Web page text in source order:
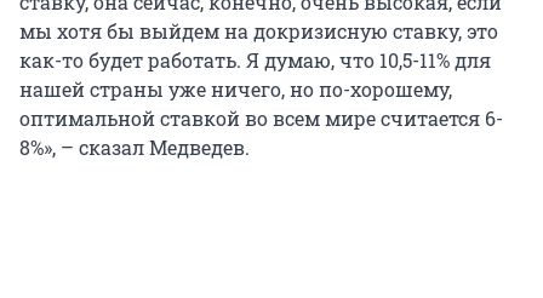
мы хотя бы выйдем на докризисную ставку, это
как-то будет работать. Я думаю, что 10,5-11% для
нашей страны уже ничего, но по-хорошему,
оптимальной ставкой во всем мире считается 6-
8%», – сказал Медведев.